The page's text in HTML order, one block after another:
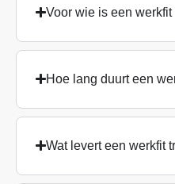
Voor wie is een
Hoe lang duurt een
Wat levert een werkfit